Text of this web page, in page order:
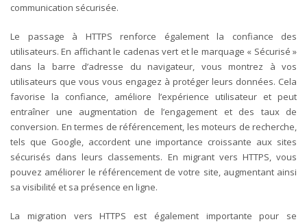
communication sécurisée.
Le passage à HTTPS renforce également la confiance des
utilisateurs. En affichant le cadenas vert et le marquage « Sécurisé »
dans la barre d’adresse du navigateur, vous montrez à vos
utilisateurs que vous vous engagez à protéger leurs données. Cela
favorise la confiance, améliore l’expérience utilisateur et peut
entraîner une augmentation de l’engagement et des taux de
conversion. En termes de référencement, les moteurs de recherche,
tels que Google, accordent une importance croissante aux sites
sécurisés dans leurs classements. En migrant vers HTTPS, vous
pouvez améliorer le référencement de votre site, augmentant ainsi
sa visibilité et sa présence en ligne.
La migration vers HTTPS est également importante pour se